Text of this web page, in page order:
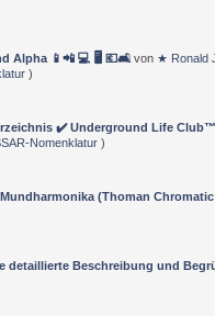
Alpha 📱📲 💻 🖥️ 💶🛋️ von ★ Ronald
)
✔️ Underground Life Club™
Nomenklatur)
(Thoman
detaillierte Beschreibung und